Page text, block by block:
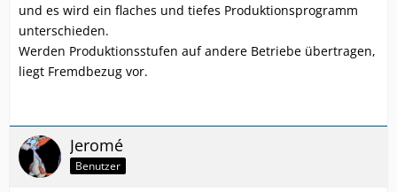
und es wird ein flaches und tiefes Produktionsprogramm
unterschieden.
Werden Produktionsstufen auf andere Betriebe übertragen,
liegt Fremdbezug vor.
Jeromé
Benutzer